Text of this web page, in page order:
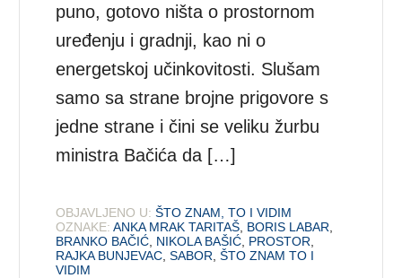
puno, gotovo ništa o prostornom
uređenju i gradnji, kao ni o
energetskoj učinkovitosti. Slušam
samo sa strane brojne prigovore s
jedne strane i čini se veliku žurbu
ministra Bačića da […]
OBJAVLJENO U: ŠTO ZNAM, TO I VIDIM
OZNAKE: ANKA MRAK TARITAŠ BORIS LABAR
BRANKO BAČIĆ NIKOLA BAŠIĆ PROSTOR
RAJKA BUNJEVAC ,SABOR ,ŠTO ZNAM TO I
VIDIM